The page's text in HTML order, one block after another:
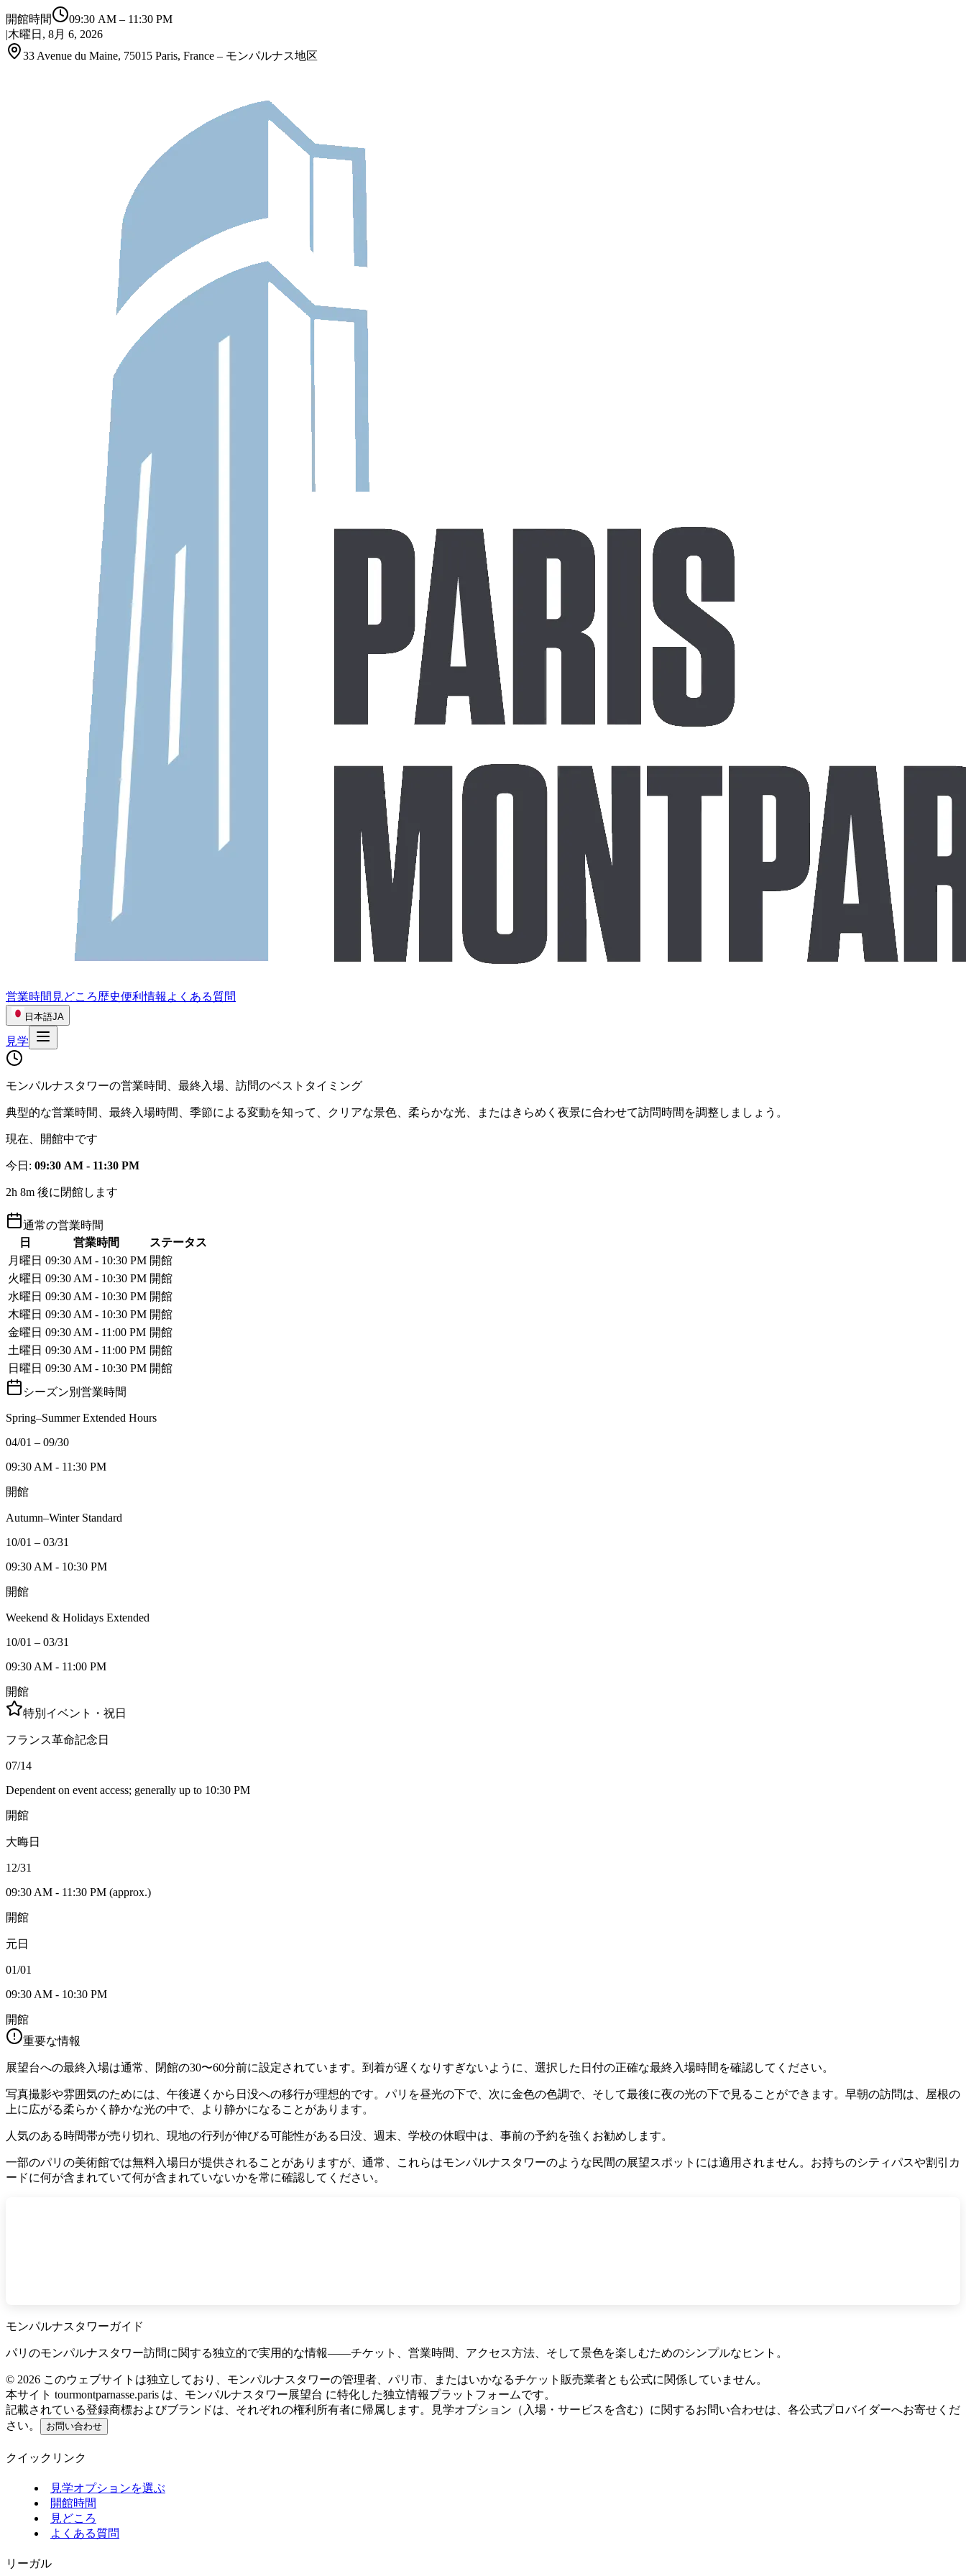
開館時間 09:30 AM – 11:30 PM
|木曜日, 8月 6, 2026
33 Avenue du Maine, 75015 Paris, France – モンパルナス地区
営業時間 見どころ歴史便利情報 よくある質問
日本語JA
見学
モンパルナスタワーの営業時間、最終入場、訪問のベストタイミング
典型的な営業時間、最終入場時間、季節による変動を知って、クリアな景色、柔らかな光、またはきらめく夜景に合わせて訪問時間を調整しましょう。
現在、開館中です
今日 : 09:30 AM - 11:30 PM
2h 8m 後に閉館します
通常の営業時間
日
営業時間
ステータス
月曜日 09:30 AM - 10:30 PM 開館
火曜日 09:30 AM - 10:30 PM 開館
水曜日 09:30 AM - 10:30 PM 開館
木曜日 09:30 AM - 10:30 PM 開館
金曜日 09:30 AM - 11:00 PM 開館
土曜日 09:30 AM - 11:00 PM 開館
日曜日 09:30 AM - 10:30 PM 開館
シーズン別営業時間
Spring–Summer Extended Hours
04/01 – 09/30
09:30 AM - 11:30 PM
開館
Autumn–Winter Standard
10/01 – 03/31
09:30 AM - 10:30 PM
開館
Weekend & Holidays Extended
10/01 – 03/31
09:30 AM - 11:00 PM
開館
特別イベント・祝日
フランス革命記念日
07/14
Dependent on event access; generally up to 10:30 PM
開館
大晦日
12/31
09:30 AM - 11:30 PM (approx.)
開館
元日
01/01
09:30 AM - 10:30 PM
開館
重要な情報
展望台への最終入場は通常、閉館の30〜60分前に設定されています。到着が遅くなりすぎないように、選択した日付の正確な最終入場時間を確認してください。
写真撮影や雰囲気のためには、午後遅くから日没への移行が理想的です。パリを昼光の下で、次に金色の色調で、そして最後に夜の光の下で見ることができます。早朝の訪問は、屋根の
上に広がる柔らかく静かな光の中で、より静かになることがあります。
人気のある時間帯が売り切れ、現地の行列が伸びる可能性がある日没、週末、学校の休暇中は、事前の予約を強くお勧めします。
一部のパリの美術館では無料入場日が提供されることがありますが、通常、これらはモンパルナスタワーのような民間の展望スポットには適用されません。お持ちのシティパスや割引カ
ードに何が含まれていて何が含まれていないかを常に確認してください。
モンパルナスタワーガイド
パリのモンパルナスタワー訪問に関する独立的で実用的な情報——チケット、営業時間、アクセス方法、そして景色を楽しむためのシンプルなヒント。
© 2026 このウェブサイトは独立しており、モンパルナスタワーの管理者、パリ市、またはいかなるチケット販売業者とも公式に関係していません。
本サイト tourmontparnasse.paris は、モンパルナスタワー展望台 に特化した独立情報プラットフォームです。
記載されている登録商標およびブランドは、それぞれの権利所有者に帰属します。見学オプション（入場・サービスを含む）に関するお問い合わせは、各公式プロバイダーへお寄せくだ
さい。
お問い合わせ
クイックリンク
見学オプションを選ぶ
開館時間
見どころ
よくある質問
リーガル